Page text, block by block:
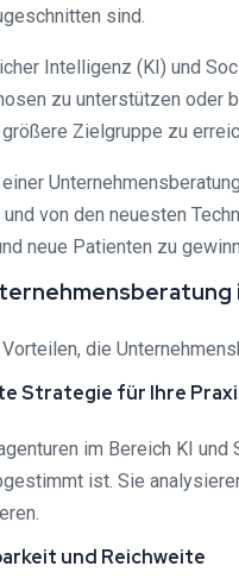
sind.
Intelligenz (KI) und
zu unterstützen oder
Zielgruppe zu
von den neuesten
neue Patienten zu
die
Strategie für Ihre
im Bereich KI
ist. Sie
und Reichweite